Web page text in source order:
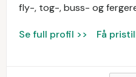
fly-, tog-, buss- og
Se full profil >> Få